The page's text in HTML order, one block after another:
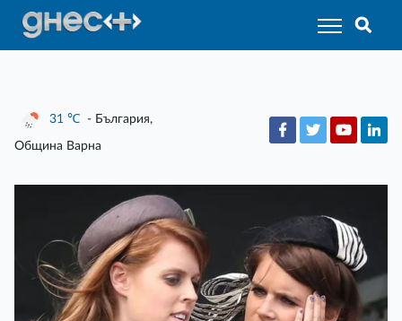
31 ℃ - България,
Община Варна